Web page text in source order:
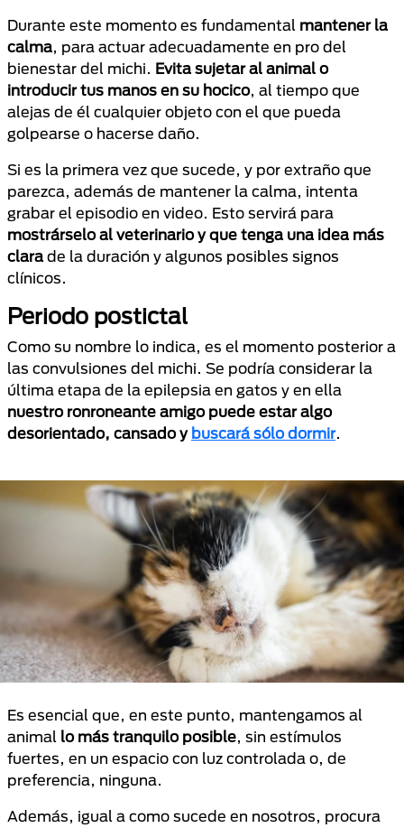
Durante este momento es fundamental mantener la
calma, para actuar adecuadamente en pro del
bienestar del michi. Evita sujetar al animal o
introducir tus manos en su hocico, al tiempo que
alejas de él cualquier objeto con el que pueda
golpearse o hacerse daño.
Si es la primera vez que sucede, y por extraño que
parezca, además de mantener la calma, intenta
grabar el episodio en video. Esto servirá para
mostrárselo al veterinario y que tenga una idea más
clara de la duración y algunos posibles signos
clínicos.
Periodo postictal
Como su nombre lo indica, es el momento posterior a
las convulsiones del michi. Se podría considerar la
última etapa de la epilepsia en gatos y en ella
nuestro ronroneante amigo puede estar algo
desorientado, cansado y buscará sólo dormir.
Es esencial que, en este punto, mantengamos al
animal lo más tranquilo posible, sin estímulos
fuertes, en un espacio con luz controlada o, de
preferencia, ninguna.
Además, igual a como sucede en nosotros, procura